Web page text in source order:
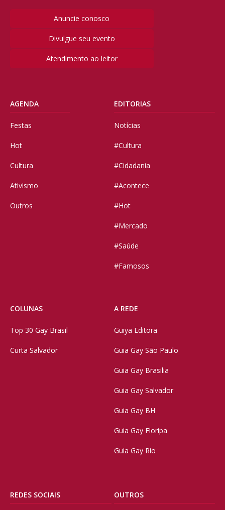
Anuncie conosco
Divulgue seu evento
Atendimento ao leitor
AGENDA
Festas
Hot
Cultura
Ativismo
Outros
EDITORIAS
Notícias
#Cultura
#Cidadania
#Acontece
#Hot
#Mercado
#Saúde
#Famosos
COLUNAS
Top 30 Gay Brasil
Curta Salvador
A REDE
Guiya Editora
Guia Gay São Paulo
Guia Gay Brasilia
Guia Gay Salvador
Guia Gay BH
Guia Gay Floripa
Guia Gay Rio
REDES SOCIAIS OUTROS